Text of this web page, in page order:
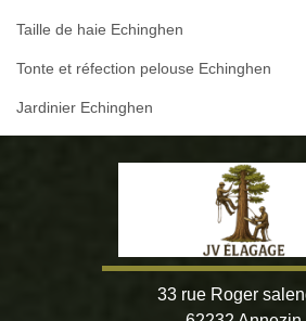
Taille de haie Echinghen
Tonte et réfection pelouse Echinghen
Jardinier Echinghen
33 rue Roger